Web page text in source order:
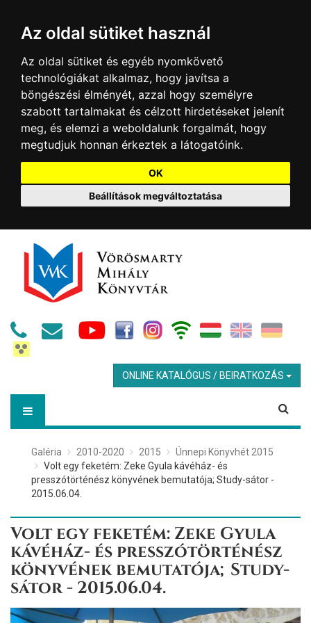
Az oldal sütiket használ
Az oldal sütiket és egyéb nyomkövető
technológiákat alkalmaz, hogy javítsa a
böngészési élményét, azzal hogy személyre
szabott tartalmakat és célzott hirdetéseket jelenít
meg, és elemzi a weboldalunk forgalmát, hogy
megtudjuk honnan érkeztek a látogatóink.
OK
Beállítások megváltoztatása
ONLINE KATALÓGUS / BEIRATKOZÁS
Galéria 2010-2020 2015
Ünnepi Könyvhét 2015
Volt egy feketém: Zeke Gyula kávéház- és
presszótörténész könyvének bemutatója; Study-sátor -
2015.06.04.
Volt egy feketém: Zeke Gyula
kávéház- és presszótörténész
könyvének bemutatója; Study-
sátor - 2015.06.04.